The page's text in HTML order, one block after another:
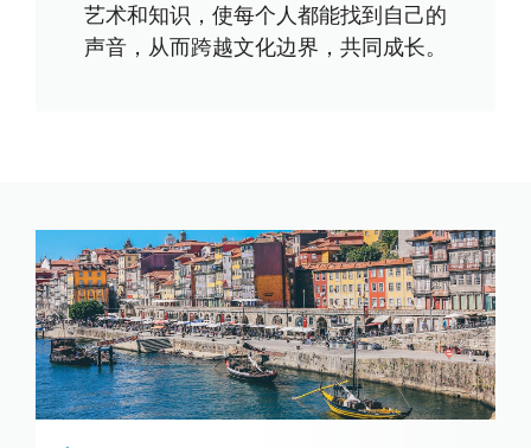
艺术和知识，使每个人都能找到自己的
声音，从而跨越文化边界，共同成长。